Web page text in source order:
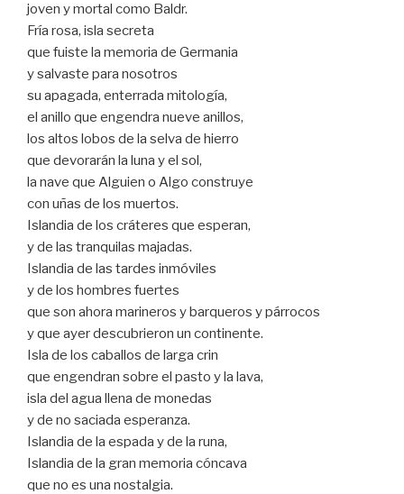
joven y mortal como Baldr.
Fría rosa, isla secreta
que fuiste la memoria de Germania
y salvaste para nosotros
su apagada, enterrada mitología,
el anillo que engendra nueve anillos,
los altos lobos de la selva de hierro
que devorarán la luna y el sol,
la nave que Alguien o Algo construye
con uñas de los muertos.
Islandia de los cráteres que esperan,
y de las tranquilas majadas.
Islandia de las tardes inmóviles
y de los hombres fuertes
que son ahora marineros y barqueros y párrocos
y que ayer descubrieron un continente.
Isla de los caballos de larga crin
que engendran sobre el pasto y la lava,
isla del agua llena de monedas
y de no saciada esperanza.
Islandia de la espada y de la runa,
Islandia de la gran memoria cóncava
que no es una nostalgia.